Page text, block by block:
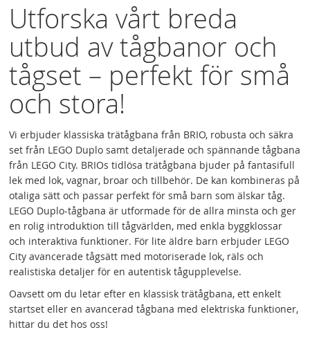
reading
Utforska vårt breda
utbud av tågbanor och
tågset – perfekt för små
och stora!
Vi erbjuder klassiska trätågbana från BRIO, robusta och säkra
set från LEGO Duplo samt detaljerade och spännande tågbana
från LEGO City. BRIOs tidlösa trätågbana bjuder på fantasifull
lek med lok, vagnar, broar och tillbehör. De kan kombineras på
otaliga sätt och passar perfekt för små barn som älskar tåg.
LEGO Duplo-tågbana är utformade för de allra minsta och ger
en rolig introduktion till tågvärlden, med enkla byggklossar
och interaktiva funktioner. För lite äldre barn erbjuder LEGO
City avancerade tågsätt med motoriserade lok, räls och
realistiska detaljer för en autentisk tågupplevelse.
Oavsett om du letar efter en klassisk trätågbana, ett enkelt
startset eller en avancerad tågbana med elektriska funktioner,
hittar du det hos oss!